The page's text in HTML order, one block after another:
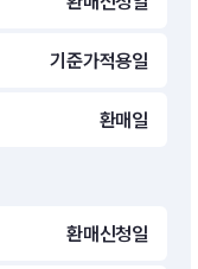
기준가적용일
환매일
환매신청일